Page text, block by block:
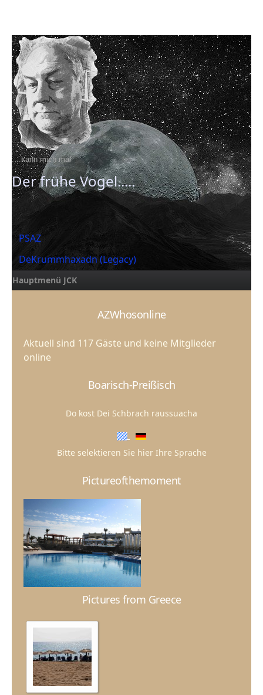
....kann mich mal
Der frühe Vogel.....
PSAZ
DeKrummhaxadn (Legacy)
Hauptmenü JCK
AZWhosonline
Aktuell sind 117 Gäste und keine Mitglieder
online
Boarisch-Preißisch
Do kost Dei Schbrach raussuacha
Bitte selektieren Sie hier Ihre Sprache
Pictureofthemoment
Pictures from Greece